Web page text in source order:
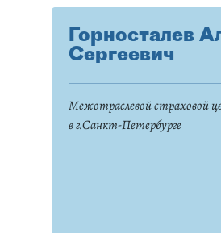
Горносталев
Сергеевич
Межотраслевой страховой
в г.Санкт-Петербурге